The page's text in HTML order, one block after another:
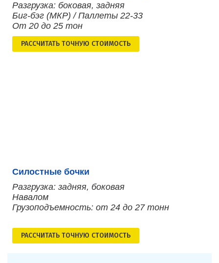
Разгрузка: боковая, задняя
Биг-бэг (МКР) / Паллеты 22-33
От 20 до 25 тон
РАСCЧИТАТЬ ТОЧНУЮ СТОИМОСТЬ
Силостные бочки
Разгрузка: задняя, боковая
Навалом
Грузоподъемность: от 24 до 27 тонн
РАСCЧИТАТЬ ТОЧНУЮ СТОИМОСТЬ